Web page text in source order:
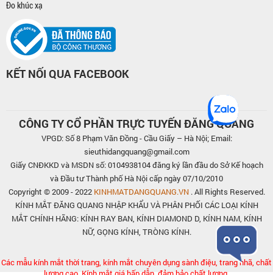
Các mẫu kính mắt thời trang, kính mắt chuyên dụng sành điệu, trang nhã, chất
Đo khúc xạ
KẾT NỐI QUA FACEBOOK
CÔNG TY CỔ PHẦN TRỰC TUYẾN ĐĂNG QUANG
VPGD: Số 8 Phạm Văn Đồng - Cầu Giấy – Hà Nội; Email:
sieuthidangquang@gmail.com
Giấy CNĐKKD và MSDN số: 0104938104 đăng ký lần đầu do Sở Kế hoạch
và Đầu tư Thành phố Hà Nội cấp ngày 07/10/2010
Copyright © 2009 - 2022 KINHMATDANGQUANG.VN. All Rights Reserved.
KÍNH MẮT ĐĂNG QUANG NHẬP KHẨU VÀ PHÂN PHỐI CÁC LOẠI KÍNH
MẮT CHÍNH HÃNG: KÍNH RAY BAN, KÍNH DIAMOND D, KÍNH NAM, KÍNH
NỮ, GỌNG KÍNH, TRÒNG KÍNH.